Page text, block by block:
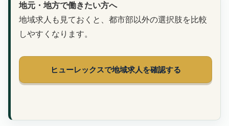
地元・地方で働きたい方へ
地域求人も見ておくと、都市部以外の選択肢を比較
しやすくなります。
ヒューレックスで地域求人を確認する